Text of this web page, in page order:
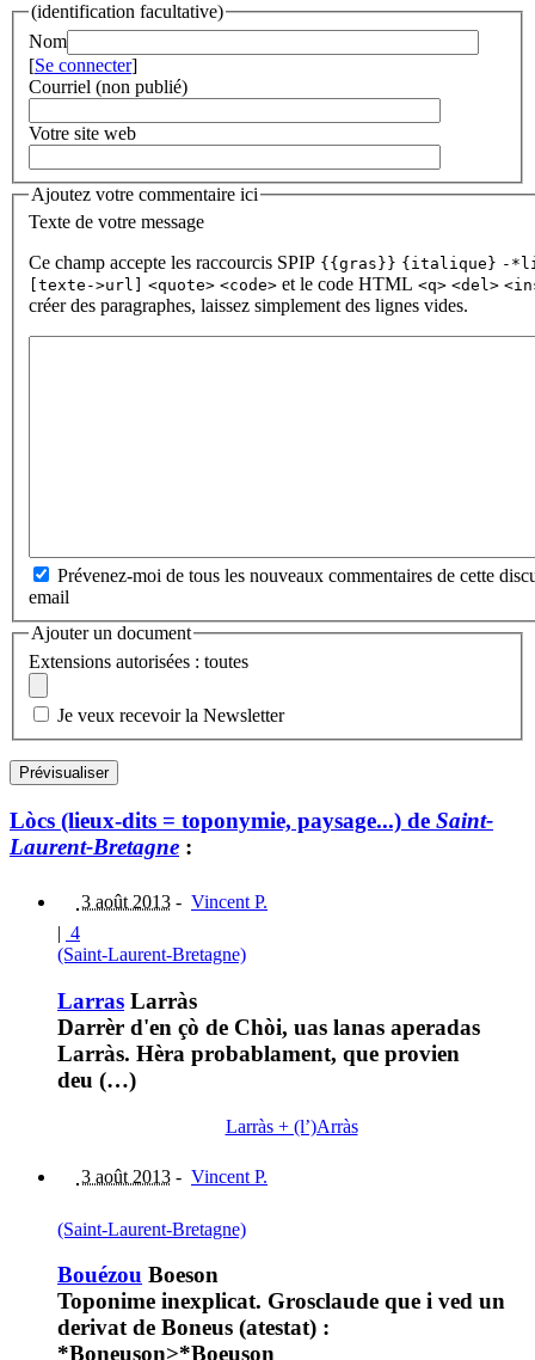
(identification facultative)
Nom
[Se connecter]
Courriel (non publié)
Votre site web
Ajoutez votre commentaire ici
Texte de votre message
Ce champ accepte les raccourcis SPIP {{gras}} {italique} -
[texte->url]
<quote> <code> et le code HTML <q> <del>
créer des paragraphes, laissez simplement des lignes vides.
Prévenez-moi de tous les nouveaux commentaires de cette
email
Ajouter un document
Extensions autorisées : toutes
Je veux recevoir la Newsletter
Lòcs (lieux-dits = toponymie, paysage...) de Saint-
Laurent-Bretagne :
3 août 2013 - Vincent P.
| 4
(Saint-Laurent-Bretagne)
Larras Larràs
Darrèr d'en çò de Chòi, uas lanas aperadas
Larràs. Hèra probablament, que provien
deu (…)
Larràs + (l’)Arràs
3 août 2013 - Vincent P.
(Saint-Laurent-Bretagne)
Bouézou Boeson
Toponime inexplicat. Grosclaude que i ved un
derivat de Boneus (atestat) :
*Boneuson>*Boeuson